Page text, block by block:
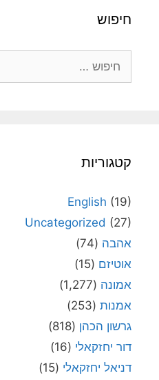
חיפוש
קטגוריות
English (19)
Uncategorized (27)
אהבה (74)
אוטיזם (15)
אמונה (1,277)
אמנות (253)
גרשון הכהן (818)
דור יחזקאלי (16)
דניאל יחזקאלי (15)